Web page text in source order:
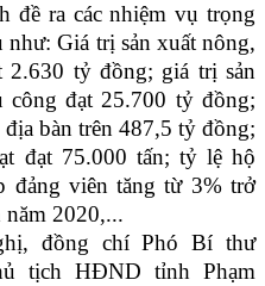
đề ra các nhiệm vụ trọng
Giá trị sản xuất nông,
2.630 tỷ đồng; giá trị sản
công đạt 25.700 tỷ đồng;
bàn trên 487,5 tỷ đồng;
đạt 75.000 tấn; tỷ lệ hộ
đảng viên tăng từ 3% trở
2020,...
đồng chí Phó Bí thư
tịch HĐND tỉnh Phạm